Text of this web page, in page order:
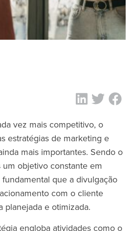
vez mais competitivo, o
estratégias de marketing e
mais importantes. Sendo o
um objetivo constante em
que a divulgação
com o cliente
planejada e otimizada.
engloba atividades como o